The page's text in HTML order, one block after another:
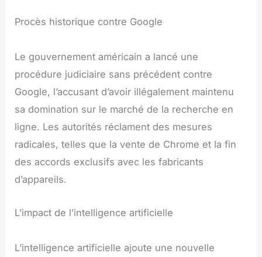
Procès historique contre Google
Le gouvernement américain a lancé une
procédure judiciaire sans précédent contre
Google, l’accusant d’avoir illégalement maintenu
sa domination sur le marché de la recherche en
ligne. Les autorités réclament des mesures
radicales, telles que la vente de Chrome et la fin
des accords exclusifs avec les fabricants
d’appareils.
L’impact de l’intelligence artificielle
L’intelligence artificielle ajoute une nouvelle